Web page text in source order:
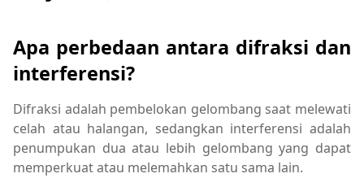
Apa perbedaan antara difraksi dan
interferensi?
Difraksi adalah pembelokan gelombang saat melewati
celah atau halangan, sedangkan interferensi adalah
penumpukan dua atau lebih gelombang yang dapat
memperkuat atau melemahkan satu sama lain.